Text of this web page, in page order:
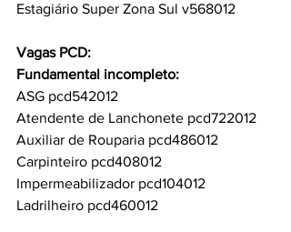
Estagiário Super Zona Sul v568012
Vagas PCD:
Fundamental incompleto:
ASG pcd542012
Atendente de Lanchonete pcd722012
Auxiliar de Rouparia pcd486012
Carpinteiro pcd408012
Impermeabilizador pcd104012
Ladrilheiro pcd460012